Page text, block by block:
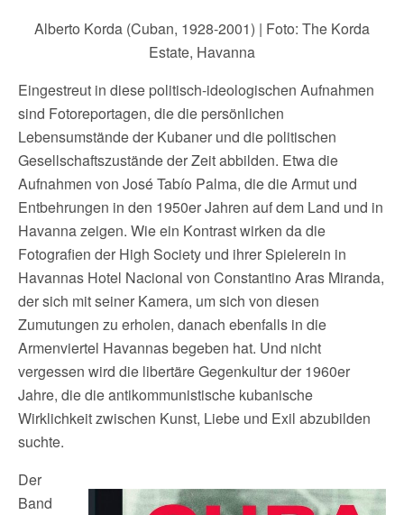
Alberto Korda (Cuban, 1928-2001) | Foto: The Korda
Estate, Havanna
Eingestreut in diese politisch-ideologischen Aufnahmen
sind Fotoreportagen, die die persönlichen
Lebensumstände der Kubaner und die politischen
Gesellschaftszustände der Zeit abbilden. Etwa die
Aufnahmen von José Tabío Palma, die die Armut und
Entbehrungen in den 1950er Jahren auf dem Land und in
Havanna zeigen. Wie ein Kontrast wirken da die
Fotografien der High Society und ihrer Spielerein in
Havannas Hotel Nacional von Constantino Aras Miranda,
der sich mit seiner Kamera, um sich von diesen
Zumutungen zu erholen, danach ebenfalls in die
Armenviertel Havannas begeben hat. Und nicht
vergessen wird die libertäre Gegenkultur der 1960er
Jahre, die die antikommunistische kubanische
Wirklichkeit zwischen Kunst, Liebe und Exil abzubilden
suchte.
Der
Band